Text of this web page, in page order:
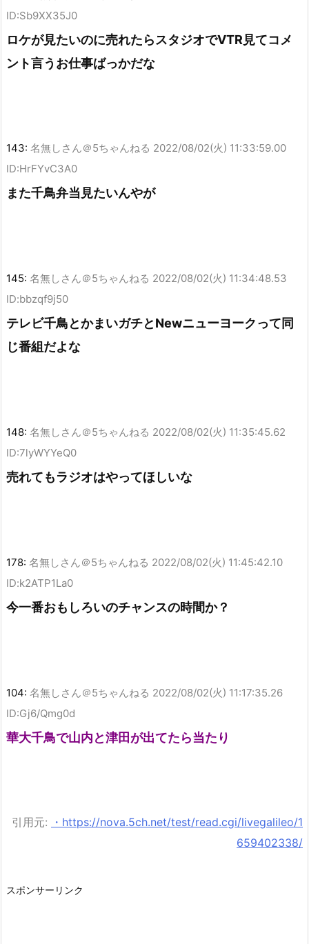
ID:Sb9XX35J0
ロケが見たいのに売れたらスタジオでVTR見てコメ
ント言うお仕事ばっかだな
143: 名無しさん＠5ちゃんねる 2022/08/02(火) 11:33:59.00
ID:HrFYvC3A0
また千鳥弁当見たいんやが
145: 名無しさん＠5ちゃんねる 2022/08/02(火) 11:34:48.53
ID:bbzqf9j50
テレビ千鳥とかまいガチとNewニューヨークって同
じ番組だよな
148: 名無しさん＠5ちゃんねる 2022/08/02(火) 11:35:45.62
ID:7lyWYYeQ0
売れてもラジオはやってほしいな
178: 名無しさん＠5ちゃんねる 2022/08/02(火) 11:45:42.10
ID:k2ATP1La0
今一番おもしろいのチャンスの時間か？
104: 名無しさん＠5ちゃんねる 2022/08/02(火) 11:17:35.26
ID:Gj6/Qmg0d
華大千鳥で山内と津田が出てたら当たり
引用元:
・https://nova.5ch.net/test/read.cgi/livegalileo/1
659402338/
スポンサーリンク